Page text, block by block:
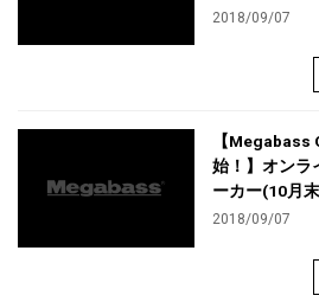
2018/09/07
【Megabass
始！】オンラ
ーカー(10月
2018/09/07